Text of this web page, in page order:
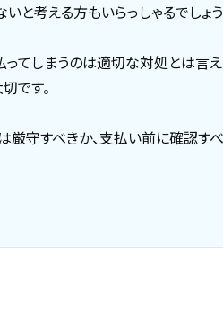
考える方もいらっしゃるでしょう
ってしまうのは適切な対処とは言
です。
すべきか、支払い前に確認すべ